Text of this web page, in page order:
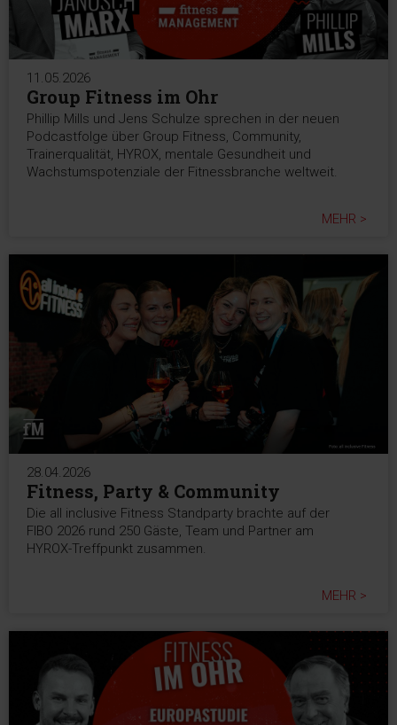
11.05.2026
Group Fitness im Ohr
Phillip Mills und Jens Schulze sprechen in der neuen
Podcastfolge über Group Fitness, Community,
Trainerqualität, HYROX, mentale Gesundheit und
Wachstumspotenziale der Fitnessbranche weltweit.
MEHR >
28.04.2026
Fitness, Party & Community
Die all inclusive Fitness Standparty brachte auf der
FIBO 2026 rund 250 Gäste, Team und Partner am
HYROX-Treffpunkt zusammen.
MEHR >